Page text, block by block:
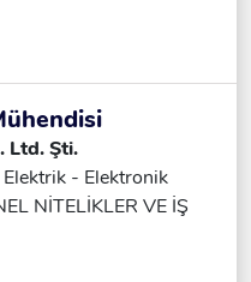
Ltd. Şti.
- Elektronik
NİTELİKLER VE İŞ
Hatay Defne
Üzere